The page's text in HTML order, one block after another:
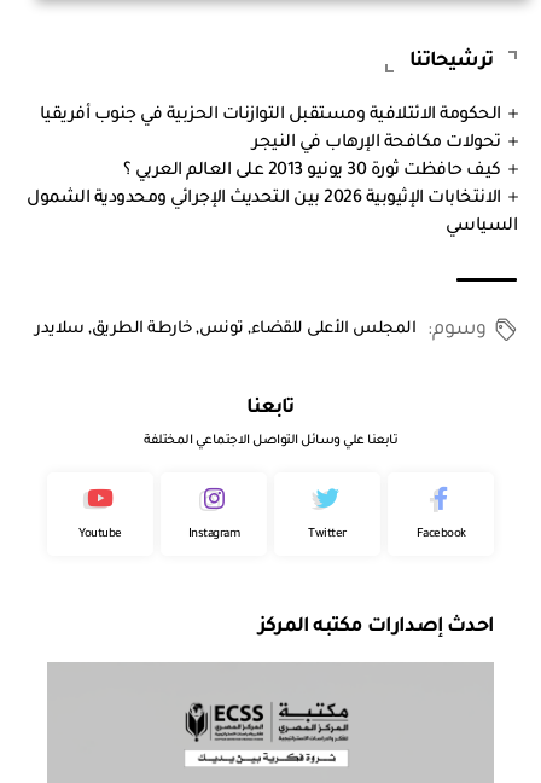
ترشيحاتنا
الحكومة الائتلافية ومستقبل التوازنات الحزبية في جنوب أفريقيا
تحولات مكافحة الإرهاب في النيجر
كيف حافظت ثورة 30 يونيو 2013 على العالم العربي ؟
الانتخابات الإثيوبية 2026 بين التحديث الإجرائي ومحدودية الشمول
السياسي
وسوم: المجلس الأعلى للقضاء,تونس, خارطة الطريق,سلايدر
تابعنا
تابعنا علي وسائل التواصل الاجتماعي المختلفة
Facebook
Twitter
Instagram
Youtube
احدث إصدارات مكتبه المركز